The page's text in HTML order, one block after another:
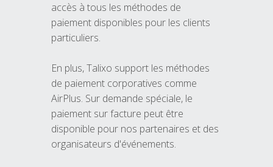
accès à tous les méthodes de
paiement disponibles pour les clients
particuliers.
En plus, Talixo support les méthodes
de paiement corporatives comme
AirPlus. Sur demande spéciale, le
paiement sur facture peut être
disponible pour nos partenaires et des
organisateurs d'événements.